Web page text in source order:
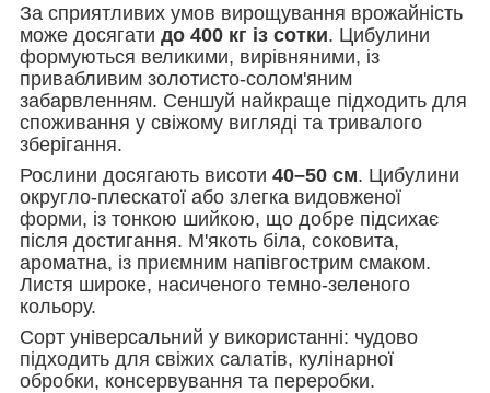
За сприятливих умов вирощування врожайність
може досягати до 400 кг із сотки. Цибулини
формуються великими, вирівняними, із
привабливим золотисто-солом'яним
забарвленням. Сеншуй найкраще підходить для
споживання у свіжому вигляді та тривалого
зберігання.
Рослини досягають висоти 40–50 см. Цибулини
округло-плескатої або злегка видовженої
форми, із тонкою шийкою, що добре підсихає
після достигання. М'якоть біла, соковита,
ароматна, із приємним напівгострим смаком.
Листя широке, насиченого темно-зеленого
кольору.
Сорт універсальний у використанні: чудово
підходить для свіжих салатів, кулінарної
обробки, консервування та переробки.